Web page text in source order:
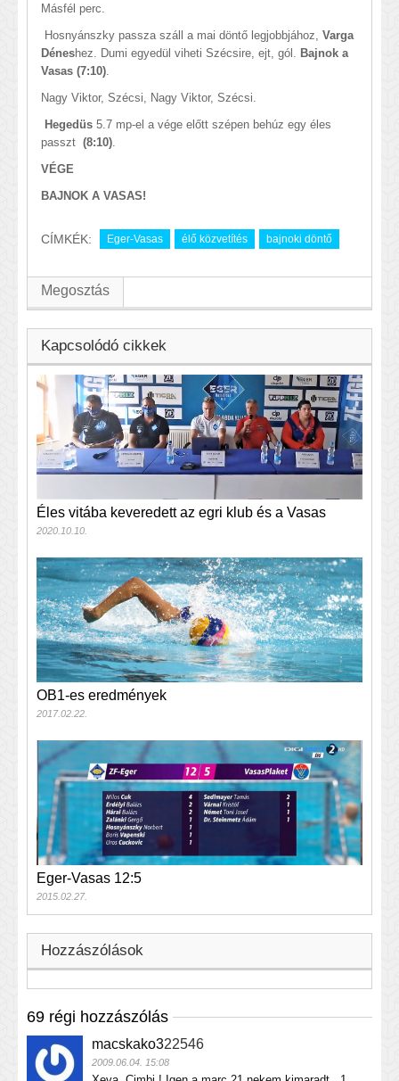
Másfél perc.
Hosnyánszky passza száll a mai döntő legjobbjához, Varga
Déneshez. Dumi egyedül viheti Szécsire, ejt, gól. Bajnok a
Vasas (7:10)
Nagy Viktor, Szécsi, Nagy Viktor, Szécsi.
Hegedüs 5.7 mp-el a vége előtt szépen behúz egy éles
passzt (8:10)
VÉGE
BAJNOK A VASAS!
CÍMKÉK: Eger-Vasas élő közvetítés bajnoki döntő
Megosztás
Kapcsolódó cikkek
Éles vitába keveredett az egri klub és a Vasas
2020.10.10.
OB1-es eredmények
2017.02.22.
Eger-Vasas 12:5
2015.02.27.
Hozzászólások
69 régi hozzászólás
macskako322546
2009.06.04. 15:08